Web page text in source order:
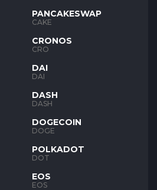
PANCAKESWAP
CAKE
CRONOS
CRO
DAI
DAI
DASH
DASH
DOGECOIN
DOGE
POLKADOT
DOT
EOS
EOS